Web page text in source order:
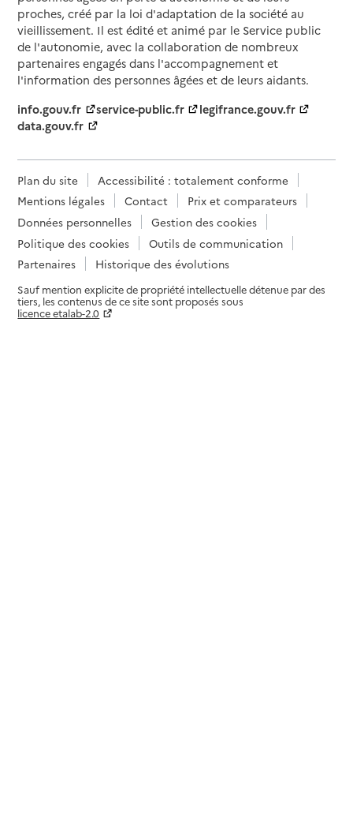
proches, créé par la loi d'adaptation de la société au
vieillissement. Il est édité et animé par le Service public
de l'autonomie, avec la collaboration de nombreux
partenaires engagés dans l'accompagnement et
l'information des personnes âgées et de leurs aidants.
info.gouv.fr
service-public.fr
legifrance.gouv.fr
data.gouv.fr
Plan du site
Accessibilité : totalement conforme
Mentions légales
Contact
Prix et comparateurs
Données personnelles
Gestion des cookies
Politique des cookies
Outils de communication
Partenaires
Historique des évolutions
Sauf mention explicite de propriété intellectuelle détenue par des
tiers, les contenus de ce site sont proposés sous
licence etalab-2.0